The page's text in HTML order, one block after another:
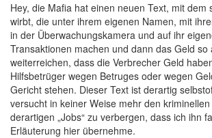
Hey, die Mafia hat einen neuen Text, mit dem
wirbt, die unter ihrem eigenen Namen, mit
in der Überwachungskamera und auf ihr
Transaktionen machen und dann das Geld so
weiterreichen, dass die Verbrecher Geld
Hilfsbetrüger wegen Betruges oder wegen
Gericht stehen. Dieser Text ist derartig
versucht in keiner Weise mehr den
derartigen „Jobs“ zu verbergen, dass ich ihn
Erläuterung hier übernehme.